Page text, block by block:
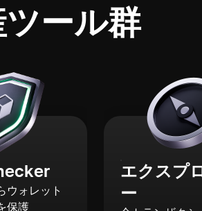
ール群
ウォレット
保護
エクスプ
ー